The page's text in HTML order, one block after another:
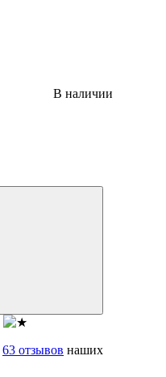
В наличии
63 отзывов наших